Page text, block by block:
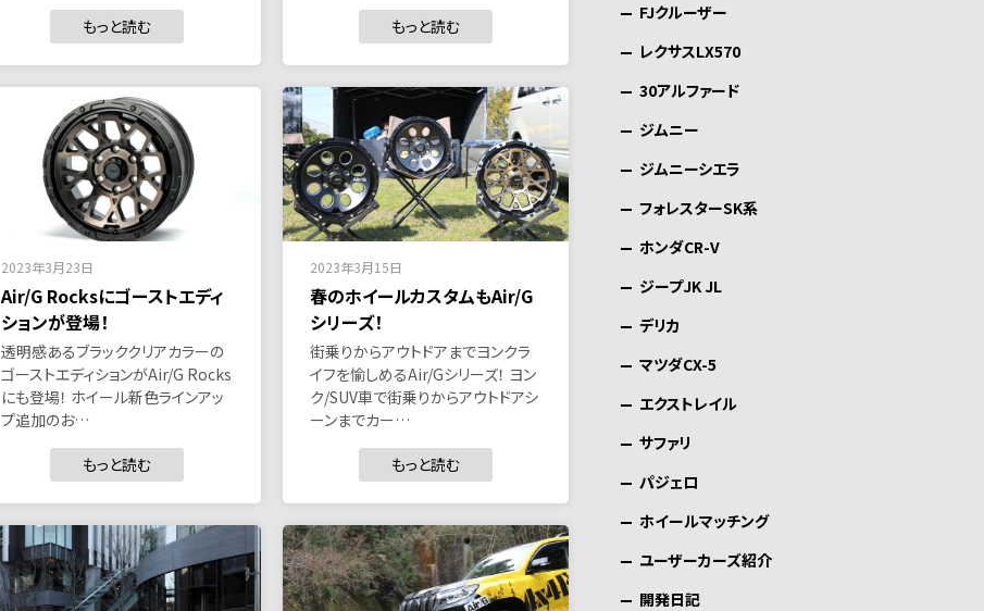
もっと読む もっと読む
2023年3月23日
Air/G Rocksにゴーストエディ
ションが登場！
透明感あるブラッククリアカラーの
ゴーストエディションがAir/G Rocks
にも登場！ ホイール新色ラインアッ
プ追加のお…
もっと読む
2023年3月15日
春のホイールカスタムもAir/G
シリーズ！
街乗りからアウトドアまでヨンクラ
イフを愉しめるAir/Gシリーズ！ ヨン
ク/SUV車で街乗りからアウトドアシ
ーンまでカー…
もっと読む
FJクルーザー
レクサスLX570
30アルファード
ジムニー
ジムニーシエラ
フォレスターSK系
ホンダCR-V
ジープJK JL
デリカ
マツダCX-5
エクストレイル
サファリ
パジェロ
ホイールマッチング
ユーザーカーズ紹介
開発日記